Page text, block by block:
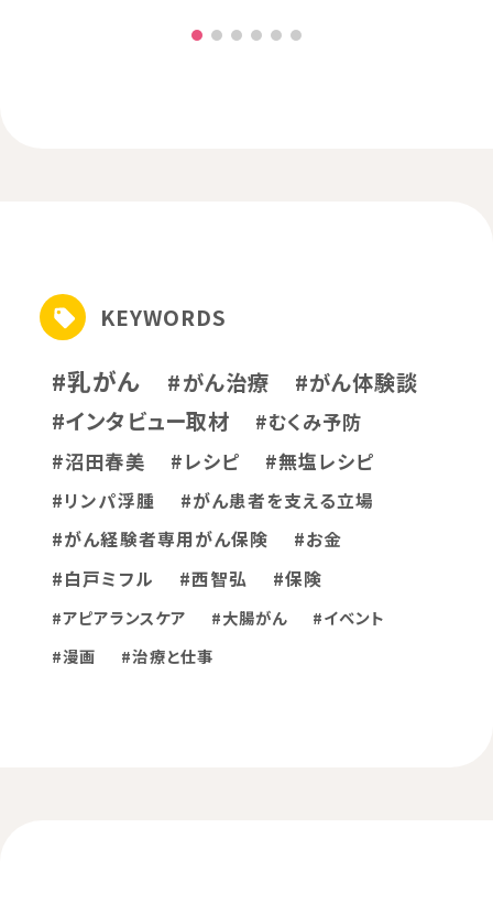
KEYWORDS
#乳がん #がん治療
#がん体験談
#インタビュー取材
#むくみ予防
#沼田春美
#レシピ #無塩レシピ
#リンパ浮腫
#がん患者を支える立場
#がん経験者専用がん保険
#お金
#白戸ミフル
#西智弘 #保険
#アピアランスケア #大腸がん
#イベント
#漫画
#治療と仕事